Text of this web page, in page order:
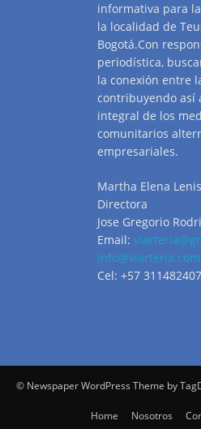
informativa para
la localidad de
Bogotá.Con
periodística,
la conexión entre
contribuyendo así
integral de los
comunitarios
empresariales.
Martha Elena
Directora
Jose Gregorio
Email:
info@viarteria.com
Cel: +57
© Newspaper WordPress Theme by
Home Nosotros